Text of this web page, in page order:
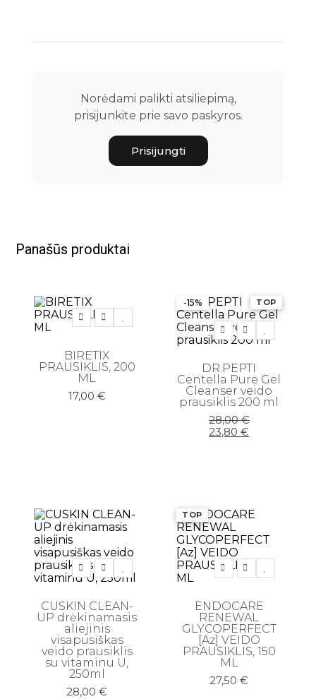
Norėdami palikti atsiliepimą,
prisijunkite prie savo paskyros.
Prisijungti
Panašūs produktai
BIRETIX
PRAUSIKLIS, 200
ML
17,00 €
-15% TOP
DR.PEPTI
Centella Pure Gel
Cleanser veido
prausiklis 200 ml
28,00€
Original
price
23,80€
Current
price
CUSKIN CLEAN-
UP drėkinamasis
aliejinis
visapusiškas
veido prausiklis
su vitaminu U,
250ml
28,00€
TOP
ENDOCARE
RENEWAL
GLYCOPERFECT
[Az] VEIDO
PRAUSIKLIS, 150
ML
27,50€